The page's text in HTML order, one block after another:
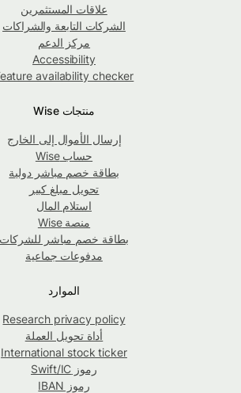
علاقات المستثمرين
الشركات التابعة والشراكات
مركز الدعم
Accessibility
Feature availability checker
منتجات Wise
إرسال الأموال إلى الخارج
حساب Wise
بطاقة خصم مباشر دولية
تحويل مبلغ كبير
استلام المال
منصة Wise
بطاقة خصم مباشر للشركات
مدفوعات جماعية
الموارد
Research privacy policy
أداة تحويل العملة
International stock ticker
رموز Swift/IC
رموز IBAN